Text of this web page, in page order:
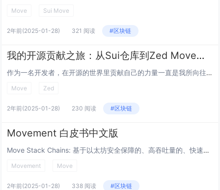
Move Sui Move
2年前(2025-01-28) 321 阅读 #区块链
我的开源贡献之旅：从Sui仓库到Zed Move插件
作为一名开发者，在开源的世界里贡献自己的力量一直是我所向往的。最近，我迎来了两个令我无比喜悦的开源贡献成果，今天就想和大家分享一下这段充满乐趣与挑战的经历。 一、Sui仓库的贡献 Sui是一个非常令人兴奋的项目，我一直都想在这...
Move Zed
2年前(2025-01-28) 230 阅读 #区块链
Movement 白皮书中文版
Move Stack Chains: 基于以太坊安全保障的、高吞吐量的、快速确定性的 Move 语言汇总网络 摘要 我们推出了 Move Stack Chains，这是一个由以太坊保护的基于 Move 的安全可扩展性 roll...
Movement Move
2年前(2025-01-28) 338 阅读 #区块链